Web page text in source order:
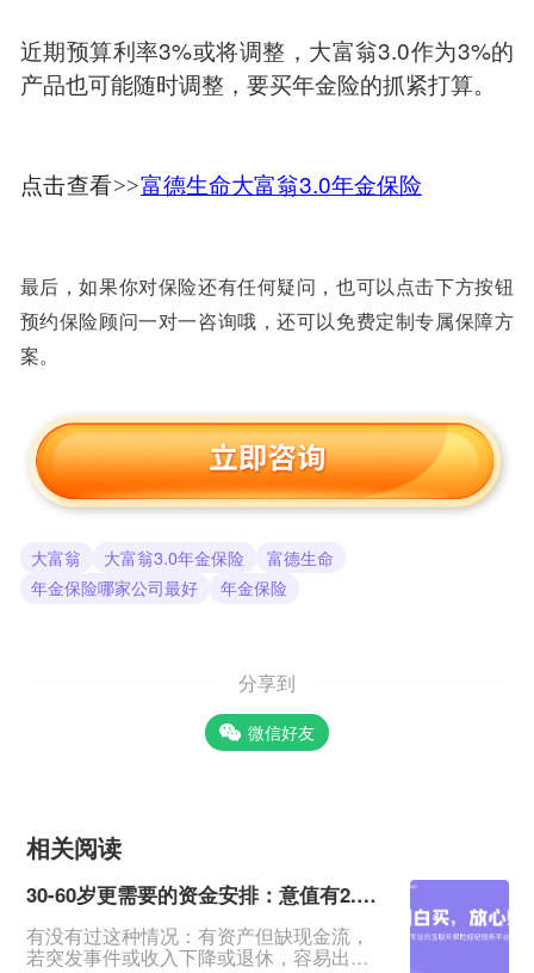
近期预算利率3%或将调整，大富翁3.0作为3%的
产品也可能随时调整，要买年金险的抓紧打算。
点击查看>>富德生命大富翁3.0年金保险
最后，如果你对保险还有任何疑问，也可以点击下方按钮
预约保险顾问一对一咨询哦，还可以免费定制专属保障方
案。
大富翁 大富翁3.0年金保险
富德生命
年金保险哪家公司最好
年金保险
分享到
微信好友
相关阅读
30-60岁更需要的资金安排：意值有2.0B款（快领版）分红年金险
有没有过这种情况：有资产但缺现金流，
若突发事件或收入下降或退休，容易出现